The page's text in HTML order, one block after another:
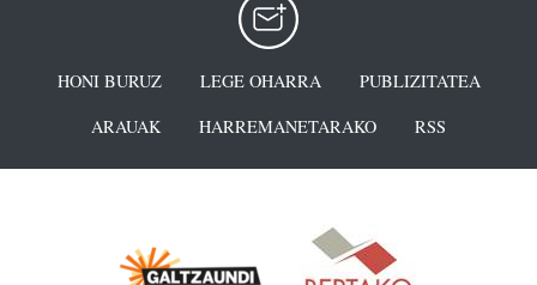
HONI BURUZ LEGE OHARRA
PUBLIZITATEA
ARAUAK
HARREMANETARAKO RSS